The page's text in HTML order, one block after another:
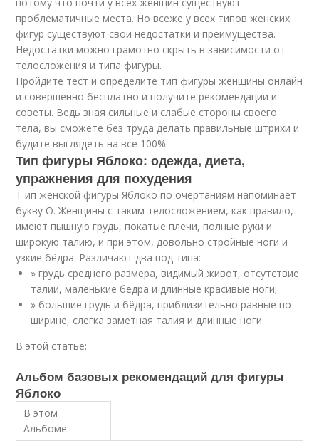
проблематичные места. Но всеже у всех типов женских
фигур существуют свои недостатки и преимущества.
Недостатки можно грамотно скрыть в зависимости от
телосложения и типа фигуры.
Пройдите тест и определите тип фигуры женщины онлайн
и совершенно бесплатно и получите рекомендации и
советы. Ведь зная сильные и слабые стороны своего
тела, вы сможете без труда делать правильные штрихи и
будите выглядеть на все 100%.
Тип фигуры Яблоко: одежда, диета,
упражнения для похудения
Т ип женской фигуры Яблоко по очертаниям напоминает
букву О. Женщины с таким телосложением, как правило,
имеют пышную грудь, покатые плечи, полные руки и
широкую талию, и при этом, довольно стройные ноги и
узкие бёдра. Различают два под типа:
» грудь среднего размера, видимый живот, отсутствие
талии, маленькие бёдра и длинные красивые ноги;
» большие грудь и бёдра, приблизительно равные по
ширине, слегка заметная талия и длинные ноги.
В этой статье:
Альбом базовых рекомендаций для фигуры
Яблоко
В этом
Альбоме: